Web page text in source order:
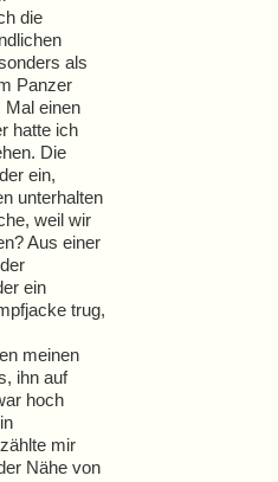
die
als
Panzer
Mal einen
hatte ich
Die
ein,
unterhalten
weil wir
Aus einer
ein
trug,
meinen
ihn auf
hoch
mir
Nähe von